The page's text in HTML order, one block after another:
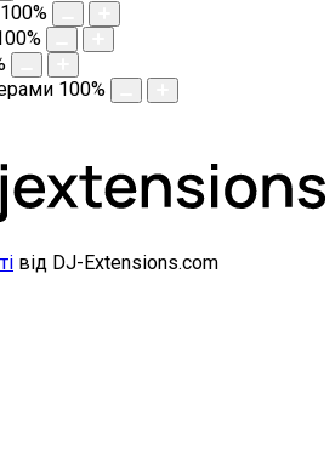
100%
%
100%
від DJ-Extensions.com